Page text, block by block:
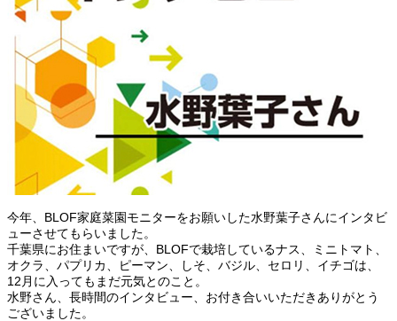
今年、BLOF家庭菜園モニターをお願いした水野葉子さんにインタビ
ューさせてもらいました。
千葉県にお住まいですが、BLOFで栽培しているナス、ミニトマト、
オクラ、パプリカ、ピーマン、しそ、バジル、セロリ、イチゴは、
12月に入ってもまだ元気とのこと。
水野さん、長時間のインタビュー、お付き合いいただきありがとう
ございました。